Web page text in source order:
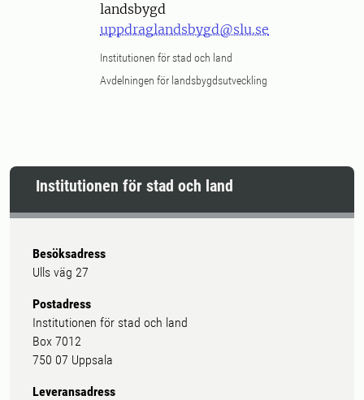
landsbygd
uppdraglandsbygd@slu.se
Institutionen för stad och land
Avdelningen för landsbygdsutveckling
Institutionen för stad och land
Besöksadress
Ulls väg 27
Postadress
Institutionen för stad och land
Box 7012
750 07 Uppsala
Leveransadress